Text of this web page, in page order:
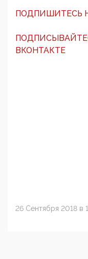
ПОДПИШИТЕСЬ
ВКОНТАКТЕ
26 Сентября 2018 в